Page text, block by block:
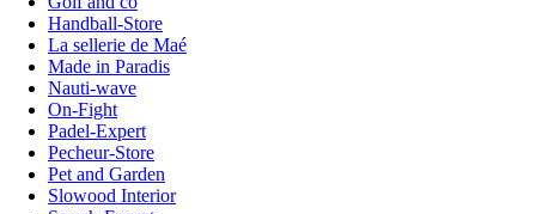
Handball-Store
La sellerie de Maé
Made in Paradis
Nauti-wave
On-Fight
Padel-Expert
Pecheur-Store
Pet and Garden
Slowood Interior